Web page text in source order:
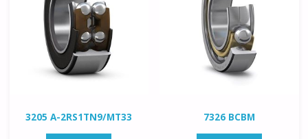
3205 A-2RS1TN9/MT33 7326 BCBM